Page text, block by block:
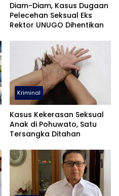
Diam-Diam, Kasus Dugaan
Pelecehan Seksual Eks
Rektor UNUGO Dihentikan
Kriminal
Kasus Kekerasan Seksual
Anak di Pohuwato, Satu
Tersangka Ditahan